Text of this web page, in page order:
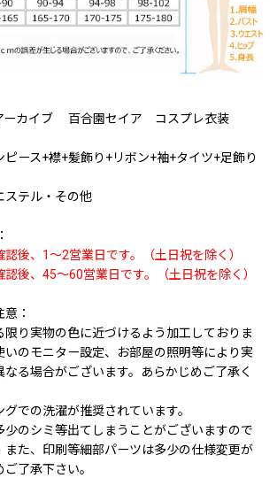
ーカイブ 百合園セイア コスプレ衣装
ース+襟+髪飾り+リボン+袖+タイツ+足飾り
テル・その他
後、1〜2営業日です。（土日祝を除く）
後、45〜60営業日です。（土日祝を除く）
：
り実物の色に近づけるよう加工しておりま
いのモニター設定、お部屋の照明等により実
なる場合がございます。あらかじめご了承く
での洗濯が推奨されています。
のシミ等出てしまうことがございますので
また、印刷等細部パーツは多少の仕様変更が
了承下さい。